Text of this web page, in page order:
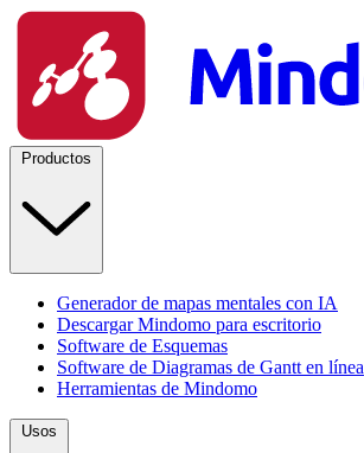
Productos
Generador de mapas mentales con IA
Descargar Mindomo para escritorio
Software de Esquemas
Software de Diagramas de Gantt en línea
Herramientas de Mindomo
Usos